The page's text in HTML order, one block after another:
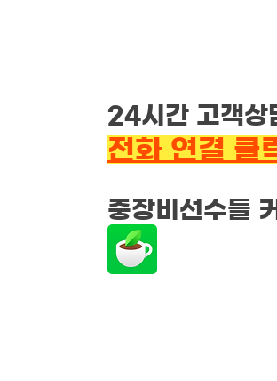
24시간 고객상
전화 연결 클
중장비선수들